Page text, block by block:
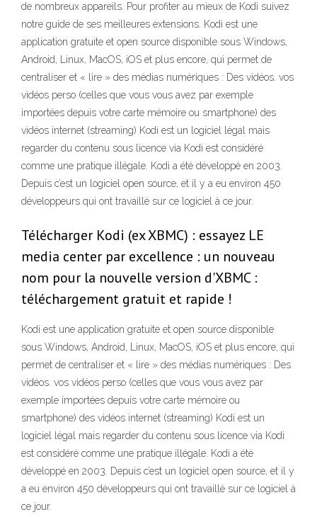
de nombreux appareils. Pour profiter au mieux de Kodi suivez
notre guide de ses meilleures extensions. Kodi est une
application gratuite et open source disponible sous Windows,
Android, Linux, MacOS, iOS et plus encore, qui permet de
centraliser et « lire » des médias numériques : Des vidéos. vos
vidéos perso (celles que vous vous avez par exemple
importées depuis votre carte mémoire ou smartphone) des
vidéos internet (streaming) Kodi est un logiciel légal mais
regarder du contenu sous licence via Kodi est considéré
comme une pratique illégale. Kodi a été développé en 2003.
Depuis c’est un logiciel open source, et il y a eu environ 450
développeurs qui ont travaillé sur ce logiciel à ce jour.
Télécharger Kodi (ex XBMC) : essayez LE
media center par excellence : un nouveau
nom pour la nouvelle version d'XBMC :
téléchargement gratuit et rapide !
Kodi est une application gratuite et open source disponible
sous Windows, Android, Linux, MacOS, iOS et plus encore, qui
permet de centraliser et « lire » des médias numériques : Des
vidéos. vos vidéos perso (celles que vous vous avez par
exemple importées depuis votre carte mémoire ou
smartphone) des vidéos internet (streaming) Kodi est un
logiciel légal mais regarder du contenu sous licence via Kodi
est considéré comme une pratique illégale. Kodi a été
développé en 2003. Depuis c’est un logiciel open source, et il y
a eu environ 450 développeurs qui ont travaillé sur ce logiciel à
ce jour.